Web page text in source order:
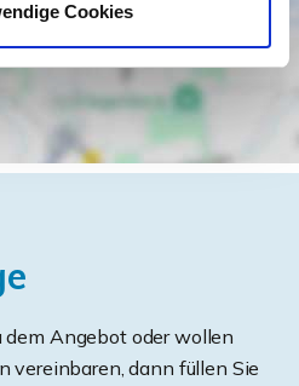
Cookies
dem Angebot oder wollen
vereinbaren, dann füllen Sie